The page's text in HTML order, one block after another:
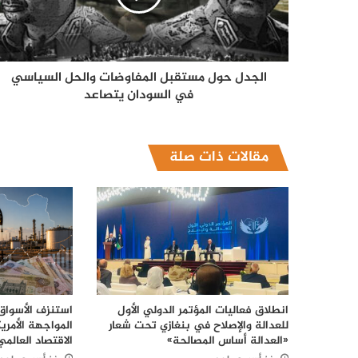
الجدل حول مستقبل المفاوضات والحل السياسي
في السودان يتصاعد
مقالات ذات صلة
انطلاق فعاليات المؤتمر الدولي الأول
للعدالة والإصلاح في بنغازي تحت شعار
«العدالة أساس المصالحة»
استنزف
المواجهة
الاقتصاد